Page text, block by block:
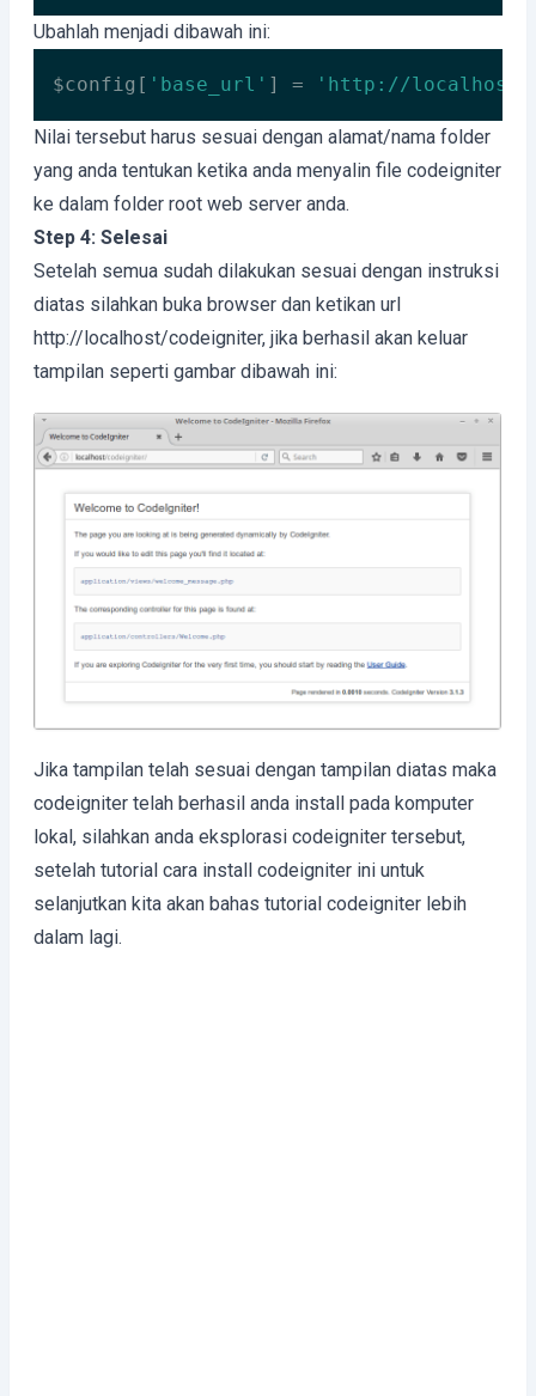
Code language: PHP (php)
Ubahlah menjadi dibawah ini:
$config[ 'base_url' ] = 'http://localhost/
Code language: PHP (php)
Nilai tersebut harus sesuai dengan alamat/nama folder
yang anda tentukan ketika anda menyalin file codeigniter
ke dalam folder root web server anda.
Step 4: Selesai
Setelah semua sudah dilakukan sesuai dengan instruksi
diatas silahkan buka browser dan ketikan url
http://localhost/codeigniter, jika berhasil akan keluar
tampilan seperti gambar dibawah ini:
Jika tampilan telah sesuai dengan tampilan diatas maka
codeigniter telah berhasil anda install pada komputer
lokal, silahkan anda eksplorasi codeigniter tersebut,
setelah tutorial cara install codeigniter ini untuk
selanjutkan kita akan bahas tutorial codeigniter lebih
dalam lagi.